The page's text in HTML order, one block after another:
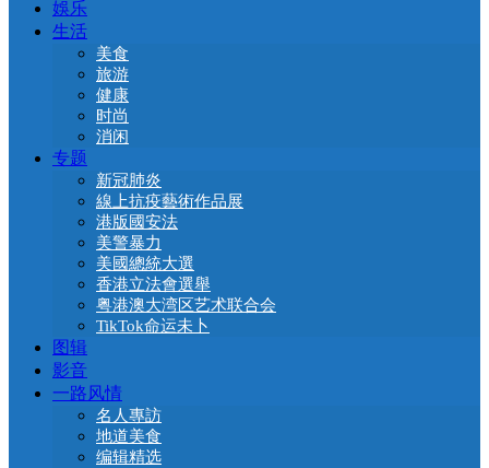
娛乐
生活
美食
旅游
健康
时尚
消闲
专题
新冠肺炎
線上抗疫藝術作品展
港版國安法
美警暴力
美國總統大選
香港立法會選舉
粤港澳大湾区艺术联合会
TikTok命运未卜
图辑
影音
一路风情
名人專訪
地道美食
编辑精选